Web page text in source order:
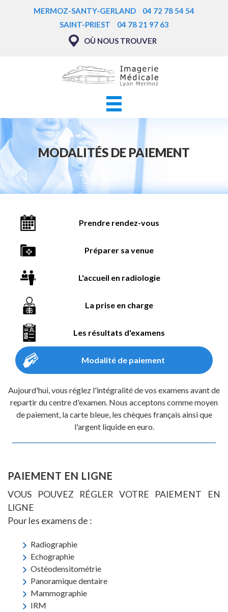
Aller
au
MERMOZ-SANTY-GERLAND
04 72 78 54 54
SAINT-PRIEST
04 78 21 97 63
OÙ NOUS TROUVER
MODALITÉS DE PAIEMENT
Prendre rendez-vous
Préparer sa venue
L'accueil en radiologie
La prise en charge
Les résultats d'examens
Modalité de paiement
Aujourd'hui, vous réglez l'intégralité de vos examens avant de
repartir du centre d'examen. Nous acceptons comme moyen
de paiement, la carte bleue, les chèques français ainsi que
l'argent liquide en euro.
PAIEMENT EN LIGNE
VOUS POUVEZ RÉGLER VOTRE PAIEMENT EN
LIGNE
Pour les examens de :
Radiographie
Echographie
Ostéodensitométrie
Panoramique dentaire
Mammographie
IRM